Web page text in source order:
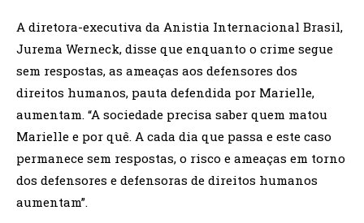
A diretora-executiva da Anistia Internacional Brasil,
Jurema Werneck, disse que enquanto o crime segue
sem respostas, as ameaças aos defensores dos
direitos humanos, pauta defendida por Marielle,
aumentam. “A sociedade precisa saber quem matou
Marielle e por quê. A cada dia que passa e este caso
permanece sem respostas, o risco e ameaças em torno
dos defensores e defensoras de direitos humanos
aumentam”.